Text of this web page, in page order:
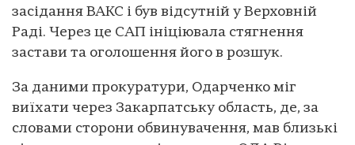
засідання ВАКС і був відсутній у Верховній
Раді. Через це САП ініціювала стягнення
застави та оголошення його в розшук.
За даними прокуратури, Одарченко міг
виїхати через Закарпатську область, де, за
словами сторони обвинувачення, мав близькі